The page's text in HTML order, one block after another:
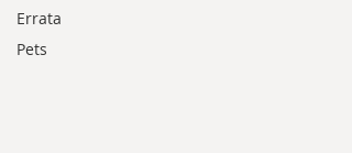
Errata
Pets